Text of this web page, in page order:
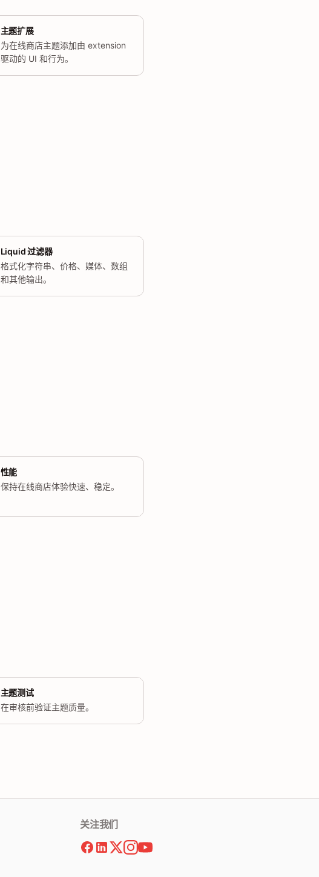
主题扩展
为在线商店主题添加由 extension
驱动的 UI 和行为。
Liquid 过滤器
格式化字符串、价格、媒体、数组
和其他输出。
性能
保持在线商店体验快速、稳定。
主题测试
在审核前验证主题质量。
关注我们